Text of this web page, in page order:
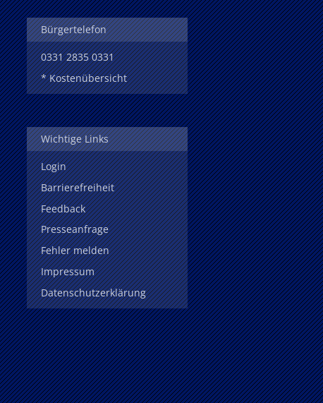
Bürgertelefon
0331 2835 0331
* Kostenübersicht
Wichtige Links
Login
Barrierefreiheit
Feedback
Presseanfrage
Fehler melden
Impressum
Datenschutzerklärung